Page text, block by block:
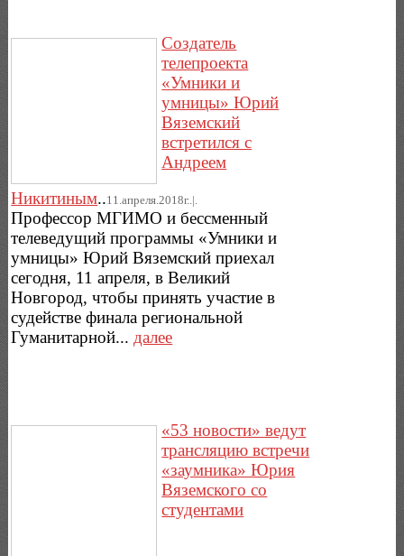
Создатель
телепроекта
«Умники и
умницы» Юрий
Вяземский
встретился с
Андреем
Никитиным..11.апреля.2018г..|.
Профессор МГИМО и бессменный
телеведущий программы «Умники и
умницы» Юрий Вяземский приехал
сегодня, 11 апреля, в Великий
Новгород, чтобы принять участие в
судействе финала региональной
Гуманитарной... далее
«53 новости» ведут
трансляцию встречи
«заумника» Юрия
Вяземского со
студентами